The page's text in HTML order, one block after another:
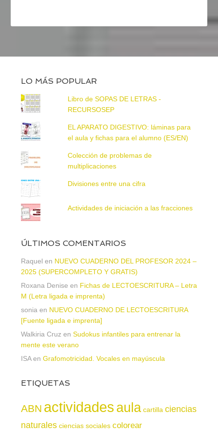
LO MÁS POPULAR
Libro de SOPAS DE LETRAS -
RECURSOSEP
EL APARATO DIGESTIVO: láminas para
el aula y fichas para el alumno (ES/EN)
Colección de problemas de
multiplicaciones
Divisiones entre una cifra
Actividades de iniciación a las fracciones
ÚLTIMOS COMENTARIOS
Raquel en NUEVO CUADERNO DEL PROFESOR 2024 –
2025 (SUPERCOMPLETO Y GRATIS)
Roxana Denise en Fichas de LECTOESCRITURA – Letra
M (Letra ligada e imprenta)
sonia en NUEVO CUADERNO DE LECTOESCRITURA
[Fuente ligada e imprenta]
Walkiria Cruz en Sudokus infantiles para entrenar la
mente este verano
ISAen Grafomotricidad. Vocales en mayúscula
ETIQUETAS
ABN actividadesaula cartilla ciencias
naturales ciencias sociales colorear